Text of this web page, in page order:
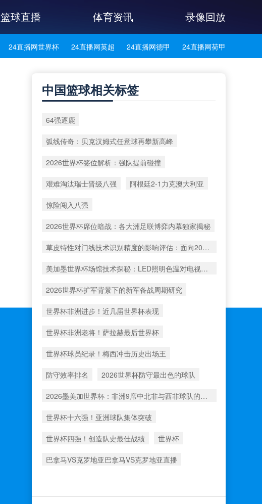
篮球直播 体育资讯 录像回放
24直播网世界杯 24直播网英超 24直播网德甲 24直播网荷甲
24直播网西乙 24直播网英冠 24直播网日职乙
24直播网巴西甲
24直播网韩K联 24直播网中乙 24直播网中甲
中国篮球相关标签
64强逐鹿
弧线传奇：贝克汉姆式任意球再攀新高峰
2026世界杯签位解析：强队提前碰撞
艰难淘汰瑞士晋级八强 阿根廷2-1力克澳大利亚
惊险闯入八强
2026世界杯席位暗战：各大洲足联博弈内幕独家揭秘
草皮特性对门线技术识别精度的影响评估：面向2026世界杯的技术优化方向
美加墨世界杯场馆技术探秘：LED照明色温对电视转播色彩还原的影响机制
2026世界杯扩军背景下的新军备战周期研究
世界杯非洲进步！近几届世界杯表现
世界杯非洲老将！萨拉赫最后世界杯
世界杯球员纪录！梅西冲击历史出场王
防守效率排名 2026世界杯防守最出色的球队
2026墨美加世界杯：非洲9席中北非与西非球队的出线比例深度解析
世界杯十六强！亚洲球队集体突破
世界杯四强！创造队史最佳战绩 世界杯
巴拿马VS克罗地亚巴拿马VS克罗地亚直播